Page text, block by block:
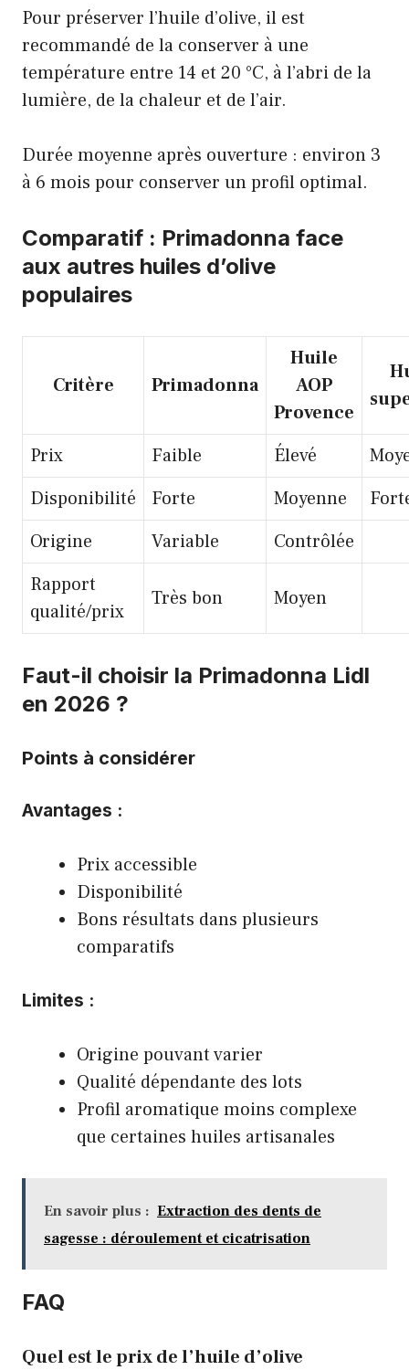
Pour préserver l’huile d’olive, il est
recommandé de la conserver à une
température entre 14 et 20 °C, à l’abri de la
lumière, de la chaleur et de l’air.
Durée moyenne après ouverture : environ 3
à 6 mois pour conserver un profil optimal.
Comparatif : Primadonna face
aux autres huiles d’olive
populaires
Critère Primadonna
Huile
AOP
Provence
Prix Faible Élevé
Disponibilité
Forte Moyenne
Origine
Variable
Contrôlée
Rapport
qualité/prix
Très bon Moyen
Faut-il choisir la Primadonna Lidl
en 2026 ?
Points à considérer
Avantages :
Prix accessible
Disponibilité
Bons résultats dans plusieurs
comparatifs
Limites :
Origine pouvant varier
Qualité dépendante des lots
Profil aromatique moins complexe
que certaines huiles artisanales
En savoir plus : Extraction des dents de
sagesse : déroulement et cicatrisation
FAQ
Quel est le prix de l’huile d’olive